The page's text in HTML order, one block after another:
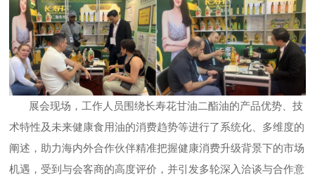
展会现场，工作人员围绕长寿花甘油二酯油的产品优势、技
术特性及未来健康食用油的消费趋势等进行了系统化、多维度的
阐述，助力海内外合作伙伴精准把握健康消费升级背景下的市场
机遇，受到与会客商的高度评价，并引发多轮深入洽谈与合作意